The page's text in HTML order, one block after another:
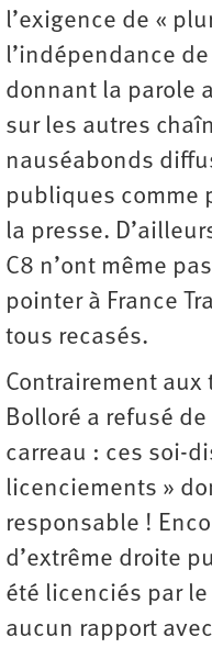
l’exigence de «
l’indépendance
donnant la parole
sur les autres
nauséabonds
publiques comme
la presse.
C8 n’ont même
pointer à France
tous recasés.
Contrairement aux
Bolloré a refusé
carreau : ces soi-
licenciements »
responsable !
d’extrême droite
été licenciés par
aucun rapport